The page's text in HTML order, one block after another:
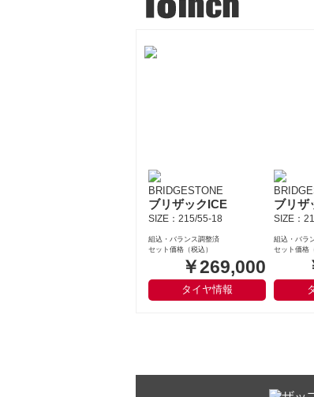
BRIDGESTONE
ブリザックICE
SIZE：215/55-18
組込・バランス調整済
セット価格（税込）
￥269,000
タイヤ情報
ブリザ
SIZE：
組込・バラ
セット価格